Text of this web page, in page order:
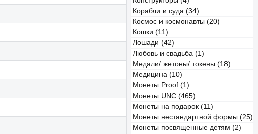
Корабли и суда (34)
Космос и космонавты (20)
Кошки (11)
Лошади (42)
Любовь и свадьба (1)
Медали/ жетоны/ токены (18)
Медицина (10)
Монеты Proof (1)
Монеты UNC (465)
Монеты на подарок (11)
Монеты нестандартной формы (25)
Монеты посвященные детям (2)